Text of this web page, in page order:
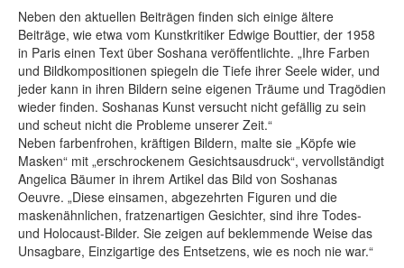
Neben den aktuellen Beiträgen finden sich einige ältere
Beiträge, wie etwa vom Kunstkritiker Edwige Bouttier, der 1958
in Paris einen Text über Soshana veröffentlichte. „Ihre Farben
und Bildkompositionen spiegeln die Tiefe ihrer Seele wider, und
jeder kann in ihren Bildern seine eigenen Träume und Tragödien
wieder finden. Soshanas Kunst versucht nicht gefällig zu sein
und scheut nicht die Probleme unserer Zeit.“
Neben farbenfrohen, kräftigen Bildern, malte sie „Köpfe wie
Masken“ mit „erschrockenem Gesichtsausdruck“, vervollständigt
Angelica Bäumer in ihrem Artikel das Bild von Soshanas
Oeuvre. „Diese einsamen, abgezehrten Figuren und die
maskenähnlichen, fratzenartigen Gesichter, sind ihre Todes-
und Holocaust-Bilder. Sie zeigen auf beklemmende Weise das
Unsagbare, Einzigartige des Entsetzens, wie es noch nie war.“